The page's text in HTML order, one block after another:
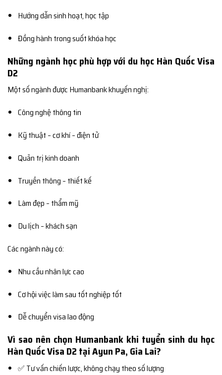
Hướng dẫn sinh hoạt, học tập
Đồng hành trong suốt khóa học
Những ngành học phù hợp với du học Hàn Quốc Visa
D2
Một số ngành được Humanbank khuyến nghị:
Công nghệ thông tin
Kỹ thuật – cơ khí – điện tử
Quản trị kinh doanh
Truyền thông – thiết kế
Làm đẹp – thẩm mỹ
Du lịch – khách sạn
Các ngành này có:
Nhu cầu nhân lực cao
Cơ hội việc làm sau tốt nghiệp tốt
Dễ chuyển visa lao động
Vì sao nên chọn Humanbank khi tuyển sinh du học
Hàn Quốc Visa D2 tại Ayun Pa, Gia Lai?
✅ Tư vấn chiến lược, không chạy theo số lượng